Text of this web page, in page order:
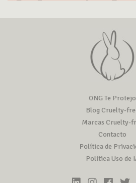
ONG Te Protejo
Blog Cruelty-
Marcas Cruelty-
Contacto
Política de
Política Uso de